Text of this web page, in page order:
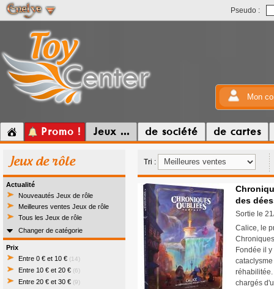
Pseudo :
Mon
Promo ! Jeux ... de société de cartes
Jeux de rôle
Actualité
Nouveautés Jeux de rôle
Meilleures ventes Jeux de rôle
Tous les Jeux de rôle
Changer de catégorie
Prix
Entre 0 € et 10 € (14)
Entre 10 € et 20 € (6)
Entre 20 € et 30 € (9)
Tri :
des
Sortie le
Calice, le
Fondée il
chargés